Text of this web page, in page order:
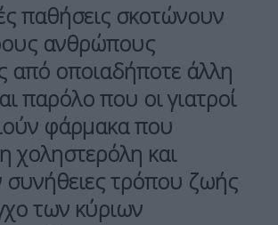
παθήσεις σκοτώνουν
ανθρώπους
από οποιαδήποτε άλλη
παρόλο που οι γιατροί
φάρμακα που
χοληστερόλη και
συνήθειες τρόπου ζωής
των κύριων